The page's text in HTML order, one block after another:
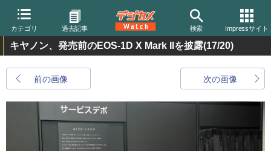
カテゴリ 過去記事 検索 Impressサイト
キヤノン、発売前のEOS-1D X Mark IIを披露(17/20)
前の画像 次の画像